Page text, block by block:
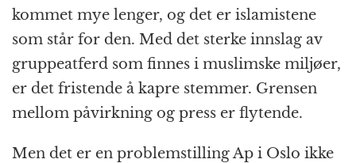
kommet mye lenger, og det er islamistene
som står for den. Med det sterke innslag av
gruppeatferd som finnes i muslimske miljøer,
er det fristende å kapre stemmer. Grensen
mellom påvirkning og press er flytende.
Men det er en problemstilling Ap i Oslo ikke